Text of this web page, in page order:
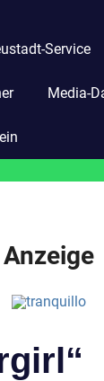
Service
Media-
Anzeige